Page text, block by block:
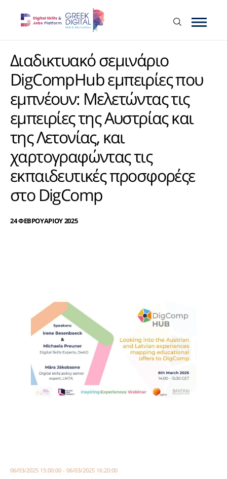
Διαδικτυακό σεμινάριο
DigCompHub εμπειρίες που
εμπνέουν: Μελετώντας τις
εμπειρίες της Αυστρίας και
της Λετονίας, και
χαρτογραφώντας τις
εκπαιδευτικές προσφορέςε
στο DigComp
24 ΦΕΒΡΟΥΑΡΙΟΥ 2025
06/03/2025 15:00:00 - 06/03/2025 16:20:00